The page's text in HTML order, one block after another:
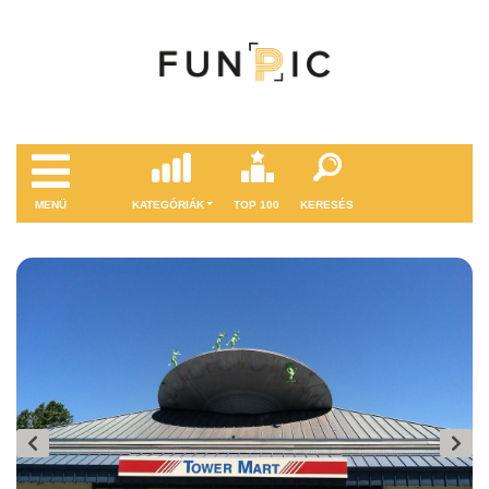
MENÜ KATEGÓRIÁK TOP 100 KERESÉS